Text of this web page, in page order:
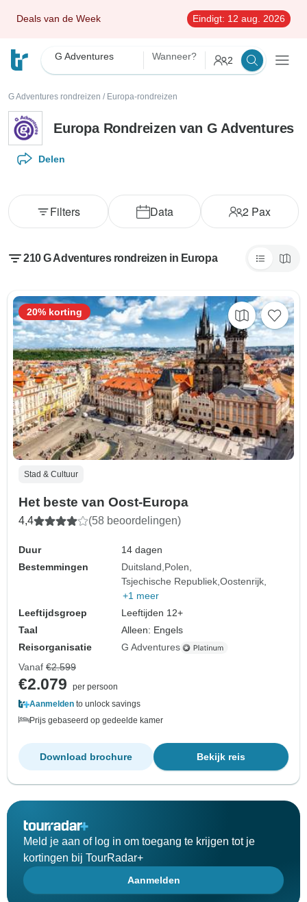
Deals van de Week Eindigt: 12 aug. 2026
G Adventures Wanneer? 2
G Adventures rondreizen / Europa-rondreizen
Europa Rondreizen van G Adventures
Delen
Data 2 Pax
Filters
210 G Adventures rondreizen in Europa
Stad & Cultuur
Het beste van Oost-Europa
4,4 (58 beoordelingen)
Duur
14 dagen
Bestemmingen
Duitsland Polen
Tsjechische Republiek Oostenrijk
+1 meer
Leeftijdsgroep
Leeftijden 12+
Taal
Alleen: Engels
Reisorganisatie
G Adventures
20% korting
Vanaf €2.599
€2.079
per persoon
Aanmelden to unlock savings
Prijs gebaseerd op gedeelde kamer
Bekijk reis
Download brochure
Meld je aan of log in om toegang te krijgen tot je
kortingen bij TourRadar+
Aanmelden